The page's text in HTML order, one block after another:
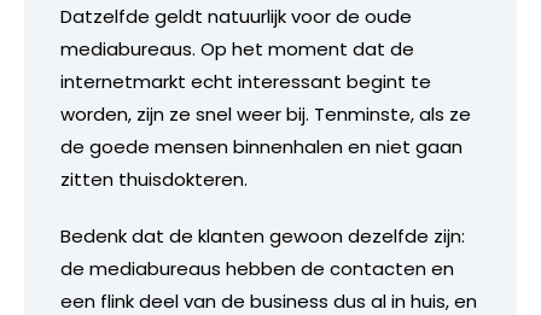
Datzelfde geldt natuurlijk voor de oude
mediabureaus. Op het moment dat de
internetmarkt echt interessant begint te
worden, zijn ze snel weer bij. Tenminste, als ze
de goede mensen binnenhalen en niet gaan
zitten thuisdokteren.
Bedenk dat de klanten gewoon dezelfde zijn:
de mediabureaus hebben de contacten en
een flink deel van de business dus al in huis, en